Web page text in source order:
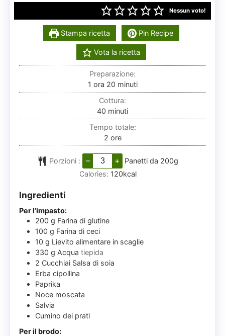
Nessun voto!
Stampa ricetta Pin Recipe
Vota la ricetta
Preparazione:
1 ora
ora 20minuti
minuti
Cottura:
40 minuti
minuti
Tempo totale:
2ore
ore
Porzioni : – +
Panetti da 200g
Calories: 120kcal
Ingredienti
Per l’impasto:
200 g Farina di glutine
100 g Farina di ceci
10 g Lievito alimentare in scaglie
330 g Acquatiepida
2 Cucchiai Salsa di soia
Erba cipollina
Paprika
Noce moscata
Salvia
Cumino dei prati
Per il brodo: